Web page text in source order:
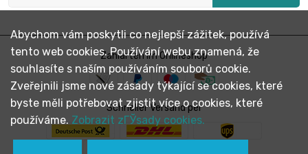
Zahlarten im Onlineshop
Schneller Versand per
Abychom vám poskytli co nejlepší zážitek, používá
tento web cookies. Používání webu znamená, že
souhlasíte s naším používáním souborů cookie.
Zveřejnili jsme nové zásady týkající se cookies, které
byste měli potřebovat zjistit více o cookies, které
používáme. Zobrazit zГЎsady cookies.